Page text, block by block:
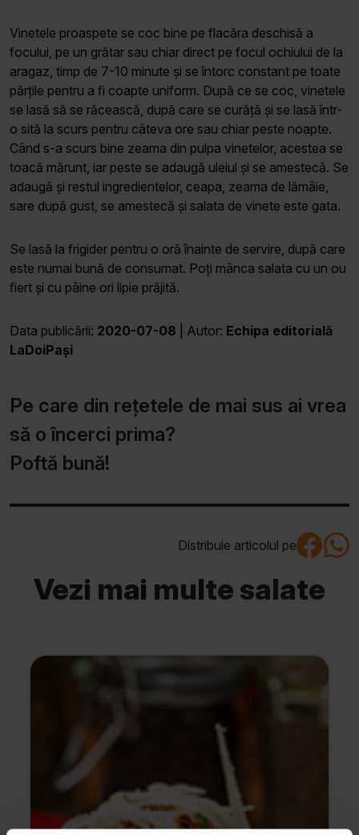
Vinetele proaspete se coc bine pe flacăra deschisă a
focului, pe un grătar sau chiar direct pe focul ochiului de la
aragaz, timp de 7-10 minute și se întorc constant pe toate
părțile pentru a fi coapte uniform. După ce se coc, vinetele
se lasă să se răcească, după care se curăță și se lasă într-
o sită la scurs pentru câteva ore sau chiar peste noapte.
Când s-a scurs bine zeama din pulpa vinetelor, acestea se
toacă mărunt, iar peste se adaugă uleiul și se amestecă. Se
adaugă și restul ingredientelor, ceapa, zeama de lămâie,
sare după gust, se amestecă și salata de vinete este gata.
Se lasă la frigider pentru o oră înainte de servire, după care
este numai bună de consumat. Poți mânca salata cu un ou
fiert și cu pâine ori lipie prăjită.
Data publicării: 2020-07-08 | Autor: Echipa editorială
LaDoiPași
Pe care din rețetele de mai sus ai vrea
să o încerci prima?
Poftă bună!
Distribuie articolul pe
Vezi mai multe salate